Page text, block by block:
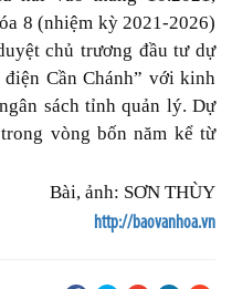
8 (nhiệm kỳ 2021-2026)
chủ trương đầu tư dự
Cần Chánh” với kinh
sách tỉnh quản lý. Dự
vòng bốn năm kể từ
Bài, ảnh: SƠN ​​​THÙY
http://baovanhoa.vn